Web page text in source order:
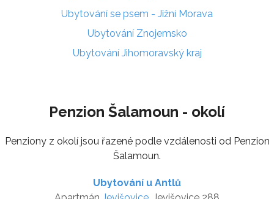
Ubytování se psem - Jižní Morava
Ubytování Znojemsko
Ubytování Jihomoravský kraj
Penzion Šalamoun - okolí
Penziony z okolí jsou řazené podle vzdálenosti od Penzion
Šalamoun.
Ubytování u Antlů